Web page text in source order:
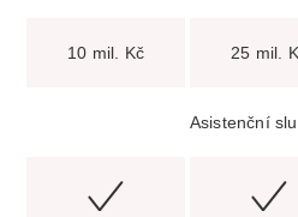
10 mil. Kč 25 mil.
Asistenční